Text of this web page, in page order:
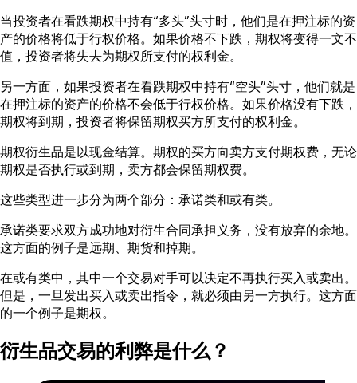
当投资者在看跌期权中持有“多头”头寸时，他们是在押注标的资
产的价格将低于行权价格。如果价格不下跌，期权将变得一文不
值，投资者将失去为期权所支付的权利金。
另一方面，如果投资者在看跌期权中持有“空头”头寸，他们就是
在押注标的资产的价格不会低于行权价格。如果价格没有下跌，
期权将到期，投资者将保留期权买方所支付的权利金。
期权衍生品是以现金结算。期权的买方向卖方支付期权费，无论
期权是否执行或到期，卖方都会保留期权费。
这些类型进一步分为两个部分：承诺类和或有类。
承诺类要求双方成功地对衍生合同承担义务，没有放弃的余地。
这方面的例子是远期、期货和掉期。
在或有类中，其中一个交易对手可以决定不再执行买入或卖出。
但是，一旦发出买入或卖出指令，就必须由另一方执行。这方面
的一个例子是期权。
衍生品交易的利弊是什么？